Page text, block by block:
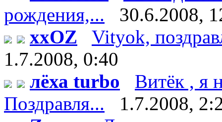
рождения,...
30.6.2008,
xxOZ
Vityok,
1.7.2008, 0:40
лёха turbo
Витёк , я
Поздравля...
1.7.2008,